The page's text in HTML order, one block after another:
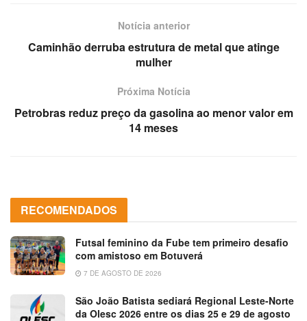
Notícia anterior
Caminhão derruba estrutura de metal que atinge
mulher
Próxima Notícia
Petrobras reduz preço da gasolina ao menor valor em
14 meses
RECOMENDADOS
Futsal feminino da Fube tem primeiro desafio
com amistoso em Botuverá
7 DE AGOSTO DE 2026
São João Batista sediará Regional Leste-Norte
da Olesc 2026 entre os dias 25 e 29 de agosto